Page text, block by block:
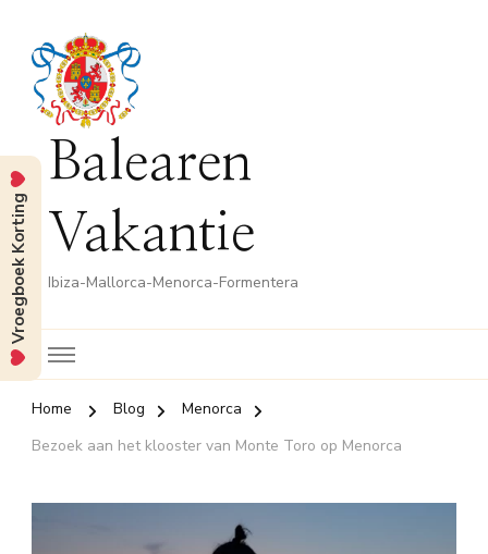
Balearen
Vakantie
Ibiza-Mallorca-Menorca-Formentera
Home Blog
Menorca
Bezoek aan het klooster van Monte Toro op Menorca
Vroegboek Korting